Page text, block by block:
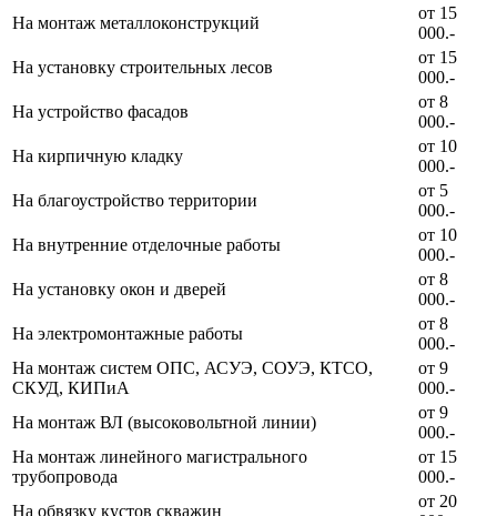
На монтаж металлоконструкций
от 15
000.-
На установку строительных лесов
от 15
000.-
На устройство фасадов
от 8
000.-
На кирпичную кладку
от 10
000.-
На благоустройство территории
от 5
000.-
На внутренние отделочные работы
от 10
000.-
На установку окон и дверей
от 8
000.-
На электромонтажные работы
от 8
000.-
На монтаж систем ОПС, АСУЭ, СОУЭ, КТСО,
СКУД, КИПиА
от 9
000.-
На монтаж ВЛ (высоковольтной линии)
от 9
000.-
На монтаж линейного магистрального
трубопровода
от 15
000.-
На обвязку кустов скважин
от 20